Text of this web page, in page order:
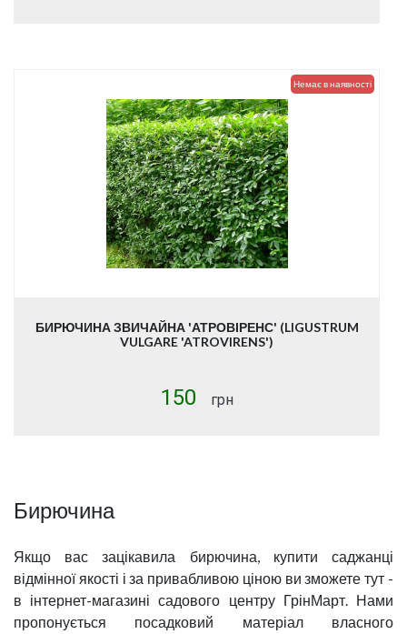
Немає в наявності
БИРЮЧИНА ЗВИЧАЙНА 'АТРОВІРЕНС' (LIGUSTRUM
VULGARE 'ATROVIRENS')
150 грн
Бирючина
Якщо вас зацікавила бирючина, купити саджанці
відмінної якості і за привабливою ціною ви зможете тут -
в інтернет-магазині садового центру ГрінМарт. Нами
пропонується посадковий матеріал власного